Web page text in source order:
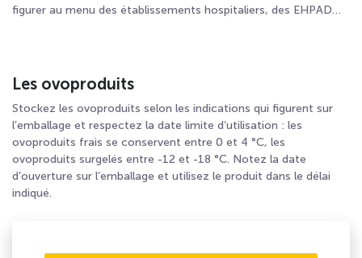
figurer au menu des établissements hospitaliers, des EHPAD…
Les ovoproduits
Stockez les ovoproduits selon les indications qui figurent sur
l’emballage et respectez la date limite d’utilisation : les
ovoproduits frais se conservent entre 0 et 4 °C, les
ovoproduits surgelés entre -12 et -18 °C. Notez la date
d’ouverture sur l’emballage et utilisez le produit dans le délai
indiqué.